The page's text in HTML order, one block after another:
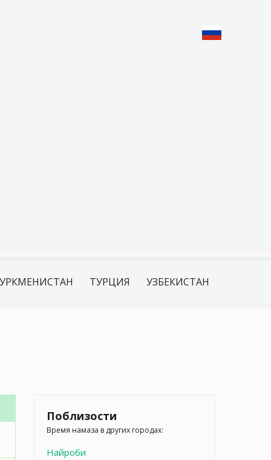
ТУРЦИЯ УЗБЕКИСТАН
Поблизости
Время намаза в других городах:
Найроби